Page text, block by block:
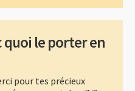
quoi le porter en
pour tes précieux